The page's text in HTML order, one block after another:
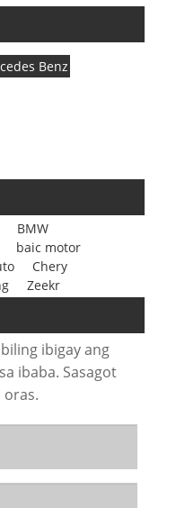
Benz
BMW
baic motor
Chery
Zeekr
ibigay ang
ibaba. Sasagot
oras.